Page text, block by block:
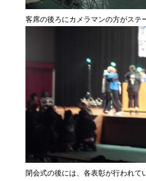
客席の後ろにカメラマンの方がステ
閉会式の後には、各表彰が行われて